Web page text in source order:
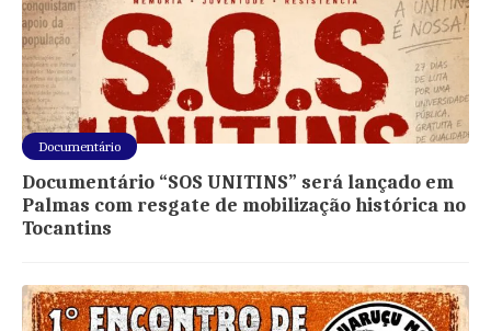
Documentário
Documentário “SOS UNITINS” será lançado em
Palmas com resgate de mobilização histórica no
Tocantins